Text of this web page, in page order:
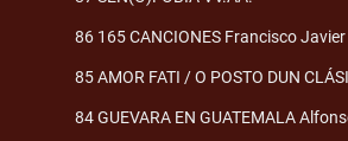
86 165 CANCIONES Francisco
85 AMOR FATI / O POSTO DUN
84 GUEVARA EN GUATEMALA